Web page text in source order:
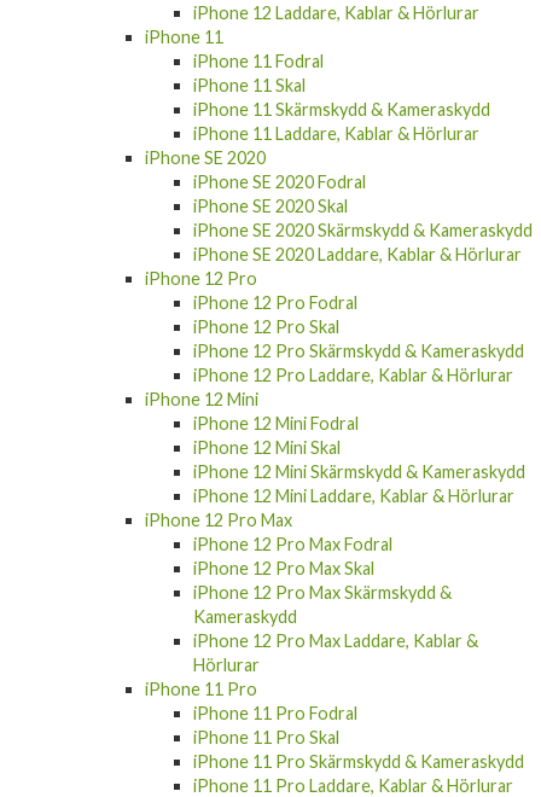
iPhone 12 Laddare, Kablar & Hörlurar
iPhone 11
iPhone 11 Fodral
iPhone 11 Skal
iPhone 11 Skärmskydd & Kameraskydd
iPhone 11 Laddare, Kablar & Hörlurar
iPhone SE 2020
iPhone SE 2020 Fodral
iPhone SE 2020 Skal
iPhone SE 2020 Skärmskydd & Kameraskydd
iPhone SE 2020 Laddare, Kablar & Hörlurar
iPhone 12 Pro
iPhone 12 Pro Fodral
iPhone 12 Pro Skal
iPhone 12 Pro Skärmskydd & Kameraskydd
iPhone 12 Pro Laddare, Kablar & Hörlurar
iPhone 12 Mini
iPhone 12 Mini Fodral
iPhone 12 Mini Skal
iPhone 12 Mini Skärmskydd & Kameraskydd
iPhone 12 Mini Laddare, Kablar & Hörlurar
iPhone 12 Pro Max
iPhone 12 Pro Max Fodral
iPhone 12 Pro Max Skal
iPhone 12 Pro Max Skärmskydd &
Kameraskydd
iPhone 12 Pro Max Laddare, Kablar &
Hörlurar
iPhone 11 Pro
iPhone 11 Pro Fodral
iPhone 11 Pro Skal
iPhone 11 Pro Skärmskydd & Kameraskydd
iPhone 11 Pro Laddare, Kablar & Hörlurar